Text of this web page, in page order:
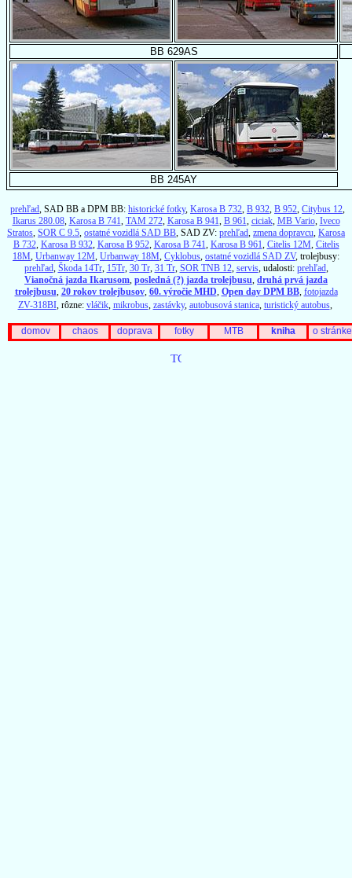
BB 629AS
BB 245AY
prehľad, SAD BB a DPM BB: historické fotky, Karosa B 732, B 932, B 952, Citybus 12,
Ikarus 280.08, Karosa B 741, TAM 272, Karosa B 941, B 961, ciciak, MB Vario, Iveco
Stratos, SOR C 9.5, ostatné vozidlá SAD BB, SAD ZV: prehľad, zmena dopravcu, Karosa
B 732, Karosa B 932, Karosa B 952, Karosa B 741, Karosa B 961, Citelis 12M, Citelis
18M, Urbanway 12M, Urbanway 18M, Cyklobus, ostatné vozidlá SAD ZV, trolejbusy:
prehľad, Škoda 14Tr, 15Tr, 30 Tr, 31 Tr, SOR TNB 12, servis, udalosti: prehľad,
Vianočná jazda Ikarusom, posledná (?) jazda trolejbusu, druhá prvá jazda
trolejbusu, 20 rokov trolejbusov, 60. výročie MHD, Open day DPM BB, fotojazda
ZV-318BI, rôzne: vláčik, mikrobus, zastávky, autobusová stanica, turistický autobus,
domov chaos doprava fotky MTB kniha o stránke